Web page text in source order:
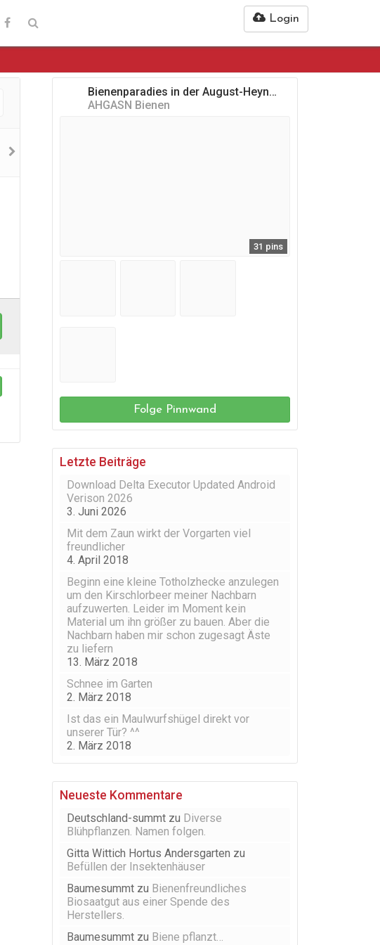
Login
Bienenparadies in der August-Heyn-Gartenarbeitsschule Neukölln
AHGASN Bienen
31 pins
Folge Pinnwand
Letzte Beiträge
Download Delta Executor Updated Android
Verison 2026
3. Juni 2026
Mit dem Zaun wirkt der Vorgarten viel
freundlicher
4. April 2018
Beginn eine kleine Totholzhecke anzulegen
um den Kirschlorbeer meiner Nachbarn
aufzuwerten. Leider im Moment kein
Material um ihn größer zu bauen. Aber die
Nachbarn haben mir schon zugesagt Äste
zu liefern
13. März 2018
Schnee im Garten
2. März 2018
Ist das ein Maulwurfshügel direkt vor
unserer Tür? ^^
2. März 2018
Neueste Kommentare
Deutschland-summt zu Diverse
Blühpflanzen. Namen folgen.
Gitta Wittich Hortus Andersgarten zu
Befüllen der Insektenhäuser
Baumesummt zu Bienenfreundliches
Biosaatgut aus einer Spende des
Herstellers.
Baumesummt zu Biene pflanzt…